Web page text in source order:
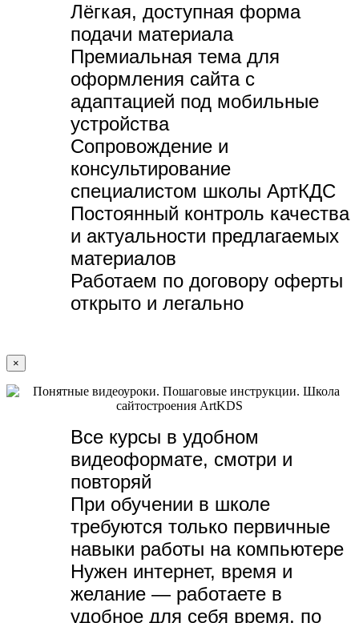
Лёгкая, доступная форма
подачи материала
Премиальная тема для
оформления сайта с
адаптацией под мобильные
устройства
Сопровождение и
консультирование
специалистом школы АртКДС
Постоянный контроль качества
и актуальности предлагаемых
материалов
Работаем по договору оферты
открыто и легально
×
Все курсы в удобном
видеоформате, смотри и
повторяй
При обучении в школе
требуются только первичные
навыки работы на компьютере
Нужен интернет, время и
желание — работаете в
удобное для себя время, по